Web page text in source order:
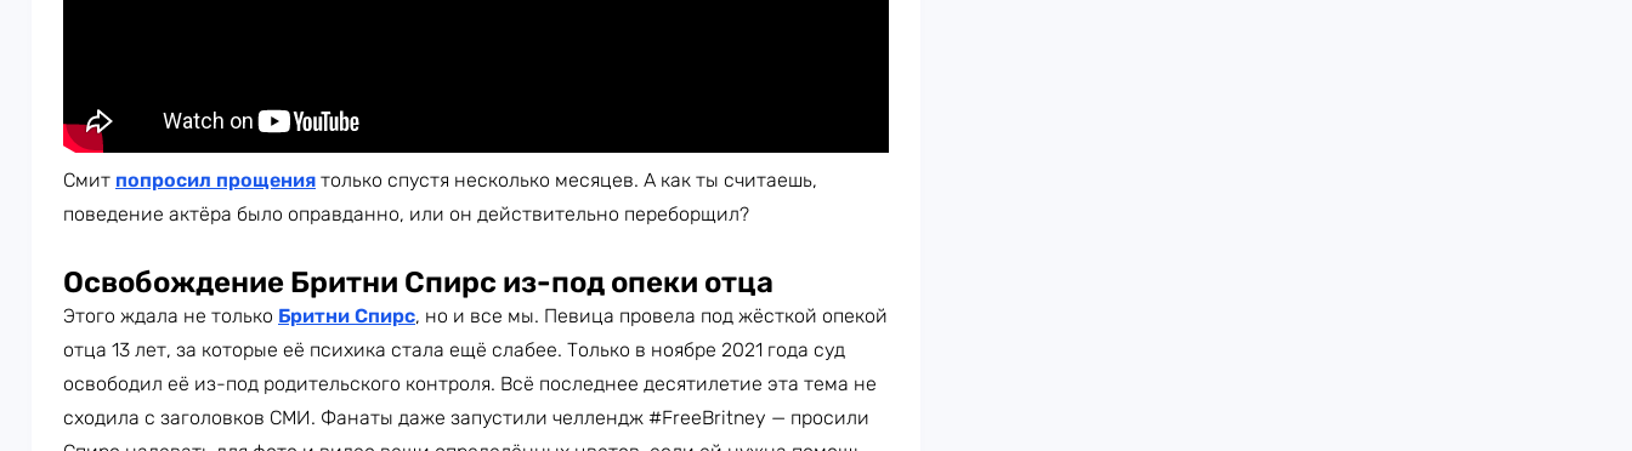
Смит попросил прощения только спустя несколько месяцев. А как ты считаешь,
поведение актёра было оправданно, или он действительно переборщил?
Освобождение Бритни Спирс из-под опеки отца
Этого ждала не только Бритни Спирс, но и все мы. Певица провела под жёсткой опекой
отца 13 лет, за которые её психика стала ещё слабее. Только в ноябре 2021 года суд
освободил её из-под родительского контроля. Всё последнее десятилетие эта тема не
сходила с заголовков СМИ. Фанаты даже запустили челлендж #FreeBritney — просили